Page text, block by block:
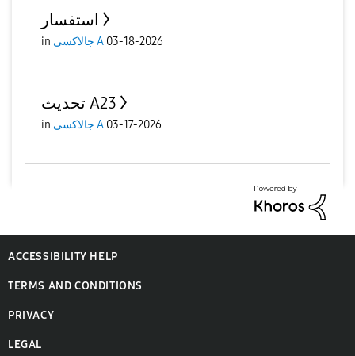
استفسار
in جالاكسى A 03-18-2026
تحديث A23
in جالاكسى A 03-17-2026
ACCESSIBILITY HELP
TERMS AND CONDITIONS
PRIVACY
LEGAL